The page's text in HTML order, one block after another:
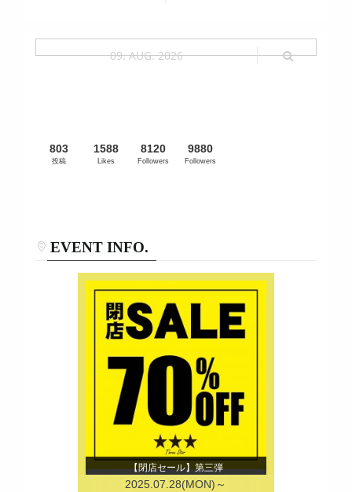
09. AUG. 2026
803
投稿
1588
Likes
8120
Followers
9880
Followers
EVENT INFO.
【閉店セール】第三弾
2025.07.28(MON)～